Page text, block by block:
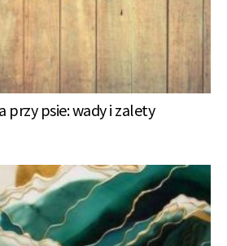
przy psie: wady i zalety